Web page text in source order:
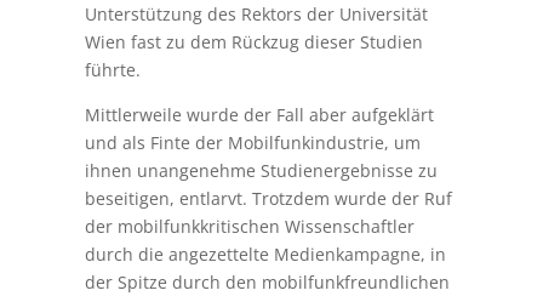
Unterstützung des Rektors der Universität
Wien fast zu dem Rückzug dieser Studien
führte.
Mittlerweile wurde der Fall aber aufgeklärt
und als Finte der Mobilfunkindustrie, um
ihnen unangenehme Studienergebnisse zu
beseitigen, entlarvt. Trotzdem wurde der Ruf
der mobilfunkkritischen Wissenschaftler
durch die angezettelte Medienkampagne, in
der Spitze durch den mobilfunkfreundlichen